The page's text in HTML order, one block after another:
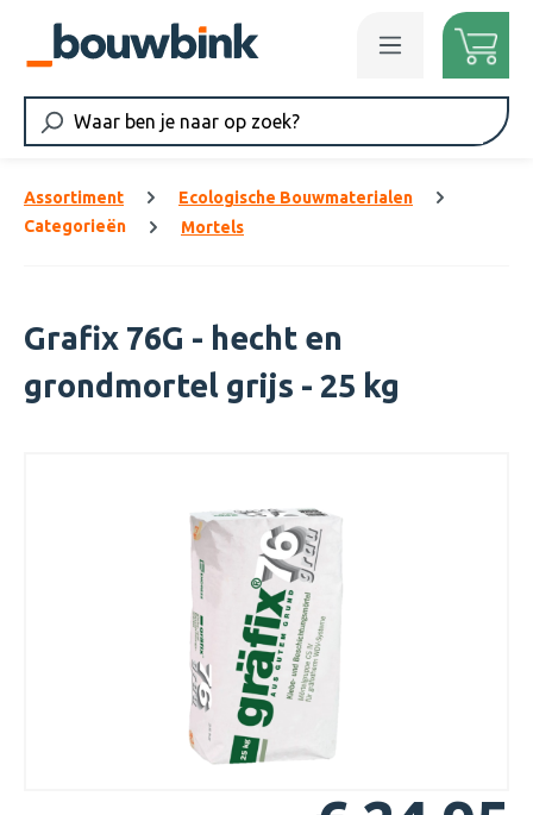
Ga naar de hoofdinhoud
Assortiment
Ecologische Bouwmaterialen
Categorieën
Mortels
Grafix 76G - hecht en
grondmortel grijs - 25 kg